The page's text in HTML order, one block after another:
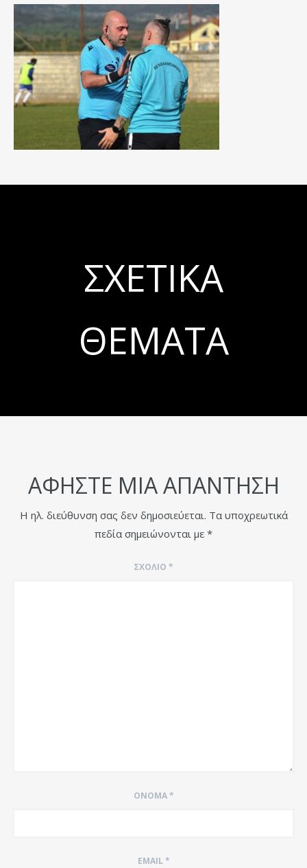
ΣΧΕΤΙΚΆ
ΘΈΜΑΤΑ
ΑΦΉΣΤΕ ΜΙΑ ΑΠΆΝΤΗΣΗ
Η ηλ. διεύθυνση σας δεν δημοσιεύεται. Τα υποχρεωτικά
πεδία σημειώνονται με *
ΣΧΌΛΙΟ *
ΌΝΟΜΑ*
EMAIL*